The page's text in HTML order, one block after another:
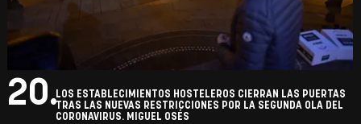
20.LOS ESTABLECIMIENTOS HOSTELEROS CIERRAN LAS PUERTAS
TRAS LAS NUEVAS RESTRICCIONES POR LA SEGUNDA OLA DEL
CORONAVIRUS. MIGUEL OSÉS